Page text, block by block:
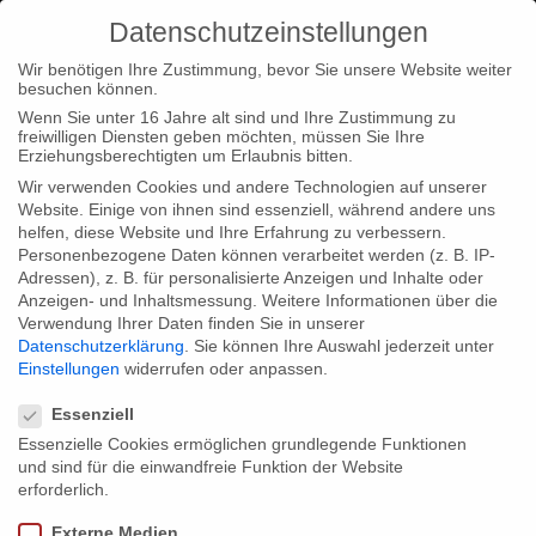
Home Unkategorisiert
Viral Dreams mit dem Japan Prize
ausgezeichnet
Viral Dreams mit dem Japan Prize
ausgezeichnet
Eine weiter Auszeichnung für VIRAL DREAMS. Glückwunsch
an das gesamte Team!
Datenschutzeinstellungen
Wir benötigen Ihre Zustimmung, bevor Sie unsere Website weiter
besuchen können.
Wenn Sie unter 16 Jahre alt sind und Ihre Zustimmung zu
freiwilligen Diensten geben möchten, müssen Sie Ihre
Erziehungsberechtigten um Erlaubnis bitten.
Wir verwenden Cookies und andere Technologien auf unserer
Website. Einige von ihnen sind essenziell, während andere uns
helfen, diese Website und Ihre Erfahrung zu verbessern.
Personenbezogene Daten können verarbeitet werden (z. B. IP-
Adressen), z. B. für personalisierte Anzeigen und Inhalte oder
Anzeigen- und Inhaltsmessung. Weitere Informationen über die
Verwendung Ihrer Daten finden Sie in unserer
Datenschutzerklärung
Sie können Ihre Auswahl jederzeit unter
Einstellungen widerrufen oder anpassen.
Essenziell
Essenzielle Cookies ermöglichen grundlegende Funktionen
und sind für die einwandfreie Funktion der Website
erforderlich.